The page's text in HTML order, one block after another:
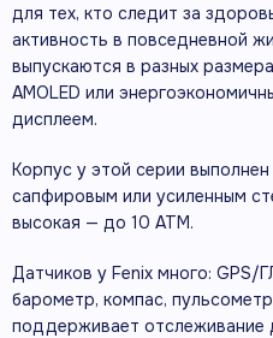
для тех, кто следит за
активность в повседневной
выпускаются в разных
AMOLED или
дисплеем.
Корпус у этой серии выполнен
сапфировым или усиленным
высокая — до 10 АТМ.
Датчиков у Fenix много: GPS/
барометр, компас,
поддерживает отслеживание